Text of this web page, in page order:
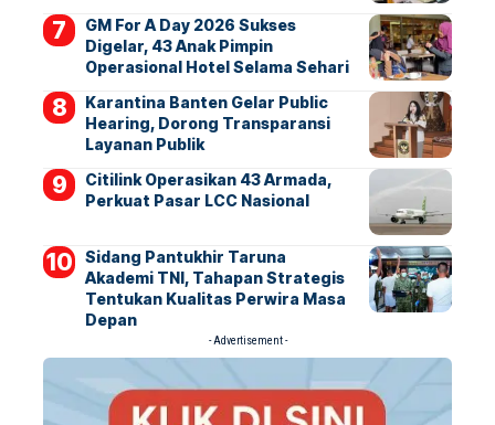
GM For A Day 2026 Sukses
Digelar, 43 Anak Pimpin
Operasional Hotel Selama Sehari
Karantina Banten Gelar Public
Hearing, Dorong Transparansi
Layanan Publik
Citilink Operasikan 43 Armada,
Perkuat Pasar LCC Nasional
Sidang Pantukhir Taruna
Akademi TNI, Tahapan Strategis
Tentukan Kualitas Perwira Masa
Depan
- Advertisement -